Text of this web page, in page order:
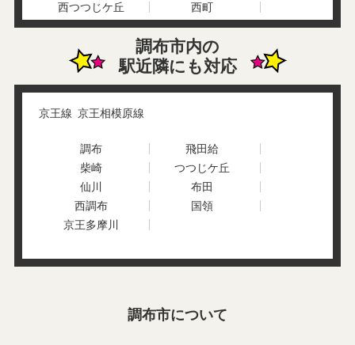
西つつじケ丘
西町
野水
富士見町
緑ケ丘
八雲台
若葉町
調布市内の
駅近隣にも対応
京王線 京王相模原線
調布
飛田給
柴崎
つつじケ丘
仙川
布田
西調布
国領
京王多摩川
調布市について